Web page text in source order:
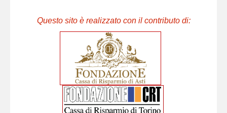
Questo sito è realizzato con il contributo di: